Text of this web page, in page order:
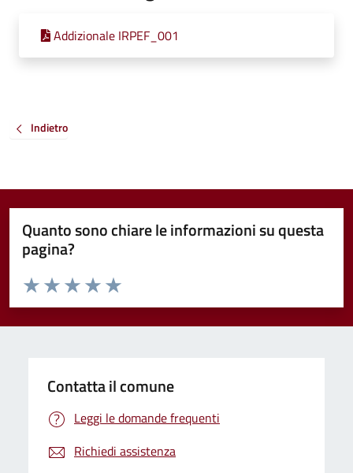
Addizionale IRPEF_001
Indietro
Quanto sono chiare le informazioni su questa
pagina?
Valuta da 1 a 5 stelle la pagina
Valuta 5 stelle su 5
Valuta 4 stelle su 5
Valuta 3 stelle su 5
Valuta 2 stelle su 5
Valuta 1 stelle su 5
Contatta il comune
Leggi le domande frequenti
Richiedi assistenza